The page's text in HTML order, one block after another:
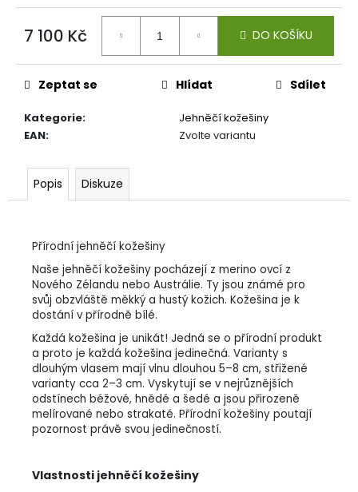
7 100 Kč
cena:
DO KOŠÍKU
Kategorie:
Jehněčí kožešiny
EAN: Zvolte variantu
Zeptat se Hlídat Sdílet
Popis Diskuze
Přírodní jehněčí kožešiny
Naše jehněčí kožešiny pocházejí z merino ovcí z
Nového Zélandu nebo Austrálie. Ty jsou známé pro
svůj obzvláště měkký a hustý kožich. Kožešina je k
dostání v přírodně bílé.
Každá kožešina je unikát! Jedná se o přírodní produkt
a proto je každá kožešina jedinečná. Varianty s
dlouhým vlasem mají vlnu dlouhou 5–8 cm, střižené
varianty cca 2–3 cm. Vyskytují se v nejrůznějších
odstínech béžové, hnědé a šedé a jsou přirozeně
melírované nebo strakaté. Přírodní kožešiny poutají
pozornost právě svou jedinečností.
Vlastnosti jehněčí kožešiny